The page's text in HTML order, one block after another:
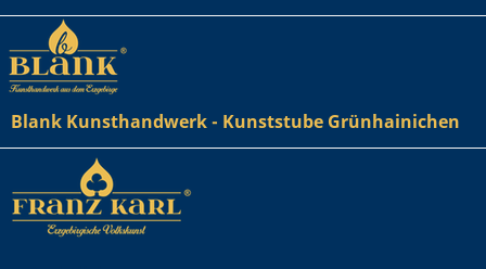
Blank Kunsthandwerk - Kunststube Grünhainichen